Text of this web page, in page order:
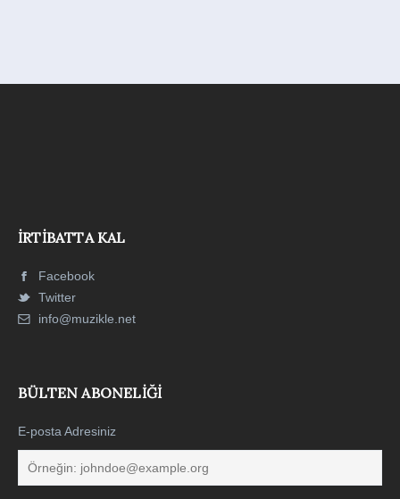
İRTIBATTA KAL
Facebook
Twitter
info@muzikle.net
BÜLTEN ABONELIĞI
E-posta Adresiniz